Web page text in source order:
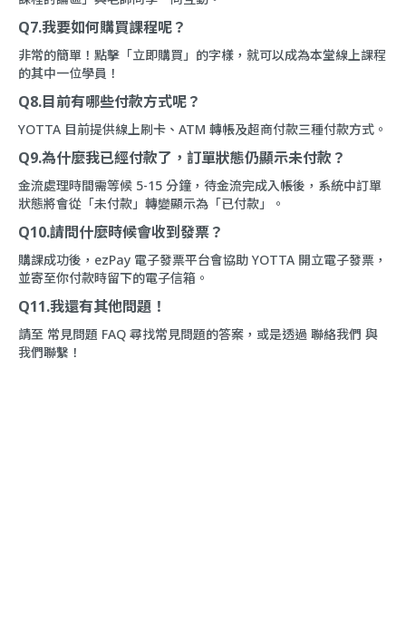
Q7.我要如何購買課程呢？
非常的簡單！點擊「立即購買」的字樣，就可以成為本堂線上課程
的其中一位學員！
Q8.目前有哪些付款方式呢？
YOTTA 目前提供線上刷卡、ATM 轉帳及超商付款三種付款方式。
Q9.為什麼我已經付款了，訂單狀態仍顯示未付款？
金流處理時間需等候 5-15 分鐘，待金流完成入帳後，系統中訂單
狀態將會從「未付款」轉變顯示為「已付款」。
Q10.請問什麼時候會收到發票？
購課成功後，ezPay 電子發票平台會協助 YOTTA 開立電子發票，
並寄至你付款時留下的電子信箱。
Q11.我還有其他問題！
請至 常見問題 FAQ 尋找常見問題的答案，或是透過 聯絡我們 與
我們聯繫！